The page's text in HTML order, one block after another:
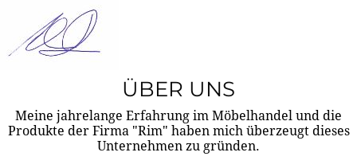
ÜBER UNS
Meine jahrelange Erfahrung im Möbelhandel und die
Produkte der Firma "Rim" haben mich überzeugt dieses
Unternehmen zu gründen.